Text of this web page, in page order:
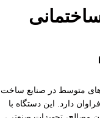
بارهای متوسط در صنایع ساخت‌
دارد. این دستگاه با